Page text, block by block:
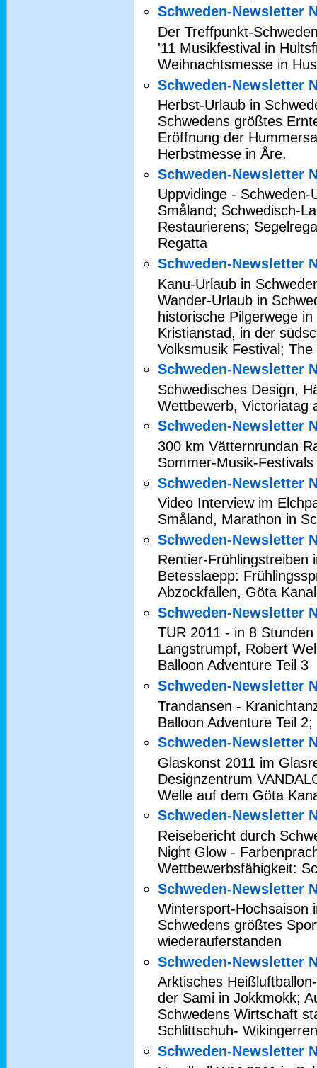
Schweden-Newsletter
Der Treffpunkt-
'11 Musikfestival in
Weihnachtsmesse in
Schweden-Newsletter
Herbst-Urlaub in
Schwedens größtes
Eröffnung der
Herbstmesse in Åre.
Schweden-Newsletter
Uppvidinge -
Småland; Schwedisch-
Restaurierens;
Regatta
Schweden-Newsletter
Kanu-Urlaub in
Wander-Urlaub in
historische Pilgerwege
Kristianstad, in der
Volksmusik Festival;
Schweden-Newsletter
Schwedisches Design,
Wettbewerb, Victoriatag
Schweden-Newsletter
300 km Vätternrundan
Sommer-Musik-
Schweden-Newsletter
Video Interview im
Småland, Marathon in
Schweden-Newsletter
Rentier-Frühlingstreiben
Betesslaepp:
Abzockfallen, Göta
Schweden-Newsletter
TUR 2011 - in 8
Langstrumpf, Robert
Balloon Adventure Teil 3
Schweden-Newsletter
Trandansen -
Balloon Adventure Teil
Schweden-Newsletter
Glaskonst 2011 im
Designzentrum
Welle auf dem Göta
Schweden-Newsletter
Reisebericht durch
Night Glow -
Wettbewerbsfähigkeit:
Schweden-Newsletter
Wintersport-Hochsaison
Schwedens größtes
wiederauferstanden
Schweden-Newsletter
Arktisches
der Sami in Jokkmokk;
Schwedens Wirtschaft
Schlittschuh-
Schweden-Newsletter